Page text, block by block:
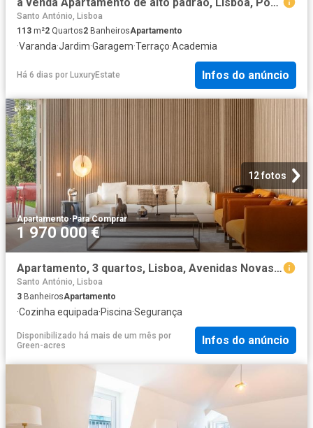
à venda Apartamento de alto padrão, Lisboa, Portugal
Santo António, Lisboa
113 m²2 Quartos2 BanheirosApartamento
·Varanda·Jardim·Garagem·Terraço·Academia
Há 6 dias por LuxuryEstate Infos do anúncio
12 fotos
Apartamento· Para Comprar
1 970 000 €
Apartamento, 3 quartos, Lisboa, Avenidas Novas m² Santo António
Santo António, Lisboa
3 BanheirosApartamento
·Cozinha equipada·Piscina·Segurança
Disponibilizado há mais de um mês por
Green-acres
Infos do anúncio